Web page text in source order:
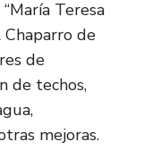
Teresa
de
de
de techos,
mejoras.